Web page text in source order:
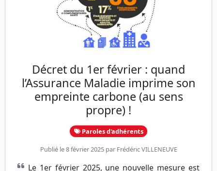
Décret du 1er février : quand
l’Assurance Maladie imprime son
empreinte carbone (au sens
propre) !
Paroles d'adhérents
Publié le 8 février 2025 par Frédéric VILLENEUVE
Le 1er février 2025, une nouvelle mesure est